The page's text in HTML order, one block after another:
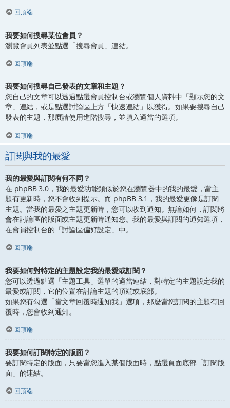
回頂端
我要如何搜尋某位會員？
瀏覽會員列表並點選「搜尋會員」連結。
回頂端
我要如何搜尋自己發表的文章和主題？
您自己的文章可以透過點選會員控制台或瀏覽個人資料中「顯示您的文
章」連結，或是點選討論區上方「快速連結」以獲得。如果要搜尋自己
發表的主題，那麼請使用進階搜尋，並填入適當的選項。
回頂端
訂閱與我的最愛
我的最愛與訂閱有何不同？
在 phpBB 3.0，我的最愛功能類似於您在瀏覽器中的我的最愛，當主
題有更新時，您不會收到提示。而 phpBB 3.1，我的最愛更像是訂閱
主題。當我的最愛之主題更新時，您可以收到通知。無論如何，訂閱將
會在討論區的版面或主題更新時通知您。我的最愛與訂閱的通知選項，
在會員控制台的「討論區偏好設定」中。
回頂端
我要如何對特定的主題設定我的最愛或訂閱？
您可以透過點選「主題工具」選單的適當連結，對特定的主題設定我的
最愛或訂閱，它的位置在討論主題的頂端或底部。
如果您有勾選「當文章回覆時通知我」選項，那麼當您訂閱的主題有回
覆時，您會收到通知。
回頂端
我要如何訂閱特定的版面？
要訂閱特定的版面，只要當您進入某個版面時，點選頁面底部「訂閱版
面」的連結。
回頂端